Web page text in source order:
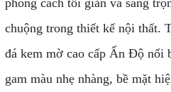
phong cách tối giản và sang
chuộng trong thiết kế nội thất.
đá kem mờ cao cấp Ấn Độ nổi
gam màu nhẹ nhàng, bề mặt